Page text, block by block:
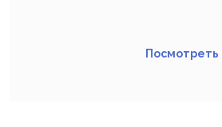
Посмотреть